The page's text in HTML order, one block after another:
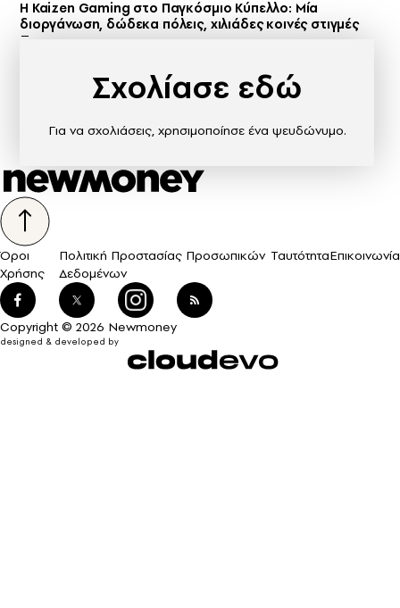
H Kaizen Gaming στο Παγκόσμιο Kύπελλο: Μία
διοργάνωση, δώδεκα πόλεις, χιλιάδες κοινές στιγμές
Σχολίασε εδώ
Για να σχολιάσεις, χρησιμοποίησε ένα ψευδώνυμο.
Όροι
Χρήσης
Πολιτική Προστασίας Προσωπικών
Δεδομένων
ΤαυτότηταΕπικοινωνία
Copyright © 2026 Newmoney
designed & developed by